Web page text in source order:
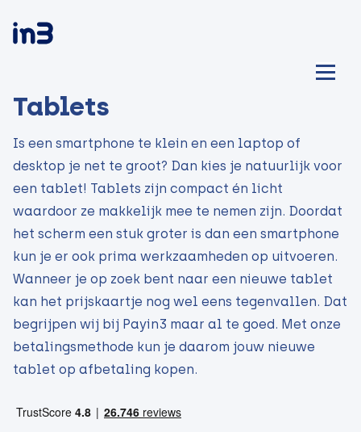
Tablets
Is een smartphone te klein en een laptop of
desktop je net te groot? Dan kies je natuurlijk voor
een tablet! Tablets zijn compact én licht
waardoor ze makkelijk mee te nemen zijn. Doordat
het scherm een stuk groter is dan een smartphone
kun je er ook prima werkzaamheden op uitvoeren.
Wanneer je op zoek bent naar een nieuwe tablet
kan het prijskaartje nog wel eens tegenvallen. Dat
begrijpen wij bij Payin3 maar al te goed. Met onze
betalingsmethode kun je daarom jouw nieuwe
tablet op afbetaling kopen.